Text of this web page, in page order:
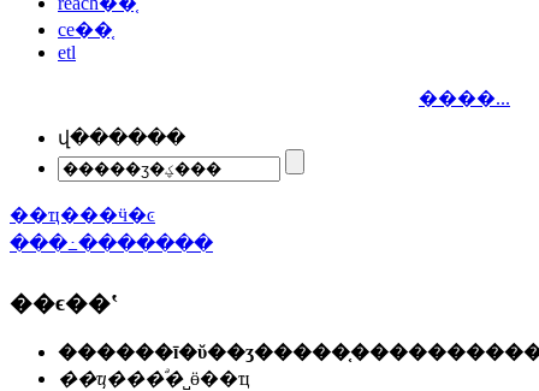
ce��֤
etl
����...
վ������
��ҵ���ӵ�ͼ
���߸�������
��ϵ��ʽ
��ҵ���ͣ�˽ӫ��ҵ